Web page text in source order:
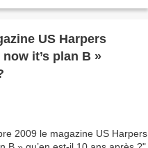
US Harpers
it’s plan B »